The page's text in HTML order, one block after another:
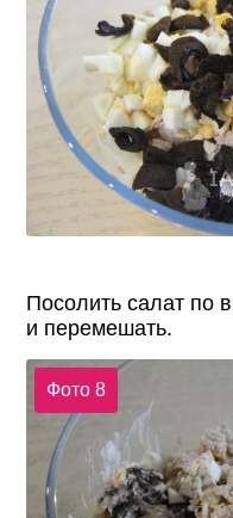
Посолить салат по
и перемешать.
Фото 8